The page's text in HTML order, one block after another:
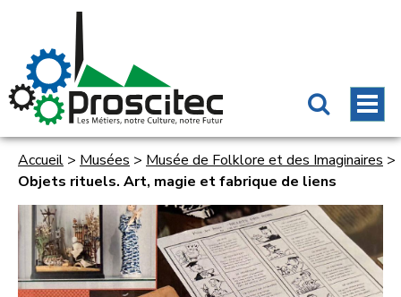
Accueil > Musées > Musée de Folklore et des Imaginaires >
Objets rituels. Art, magie et fabrique de liens